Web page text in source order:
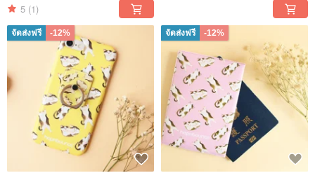
5 (1)
จัดส่งฟรี -12% จัดส่งฟรี -12%